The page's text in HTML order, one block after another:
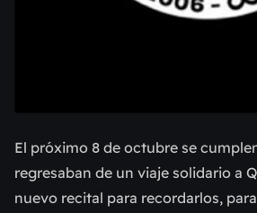
El próximo 8 de octubre se
regresaban de un viaje solidario a
nuevo recital para recordarlos,